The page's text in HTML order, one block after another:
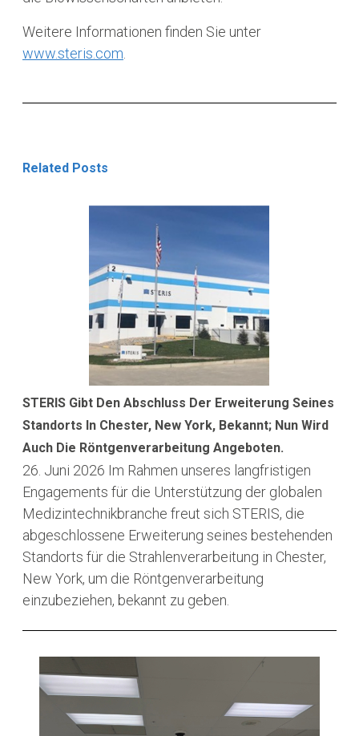
Weitere Informationen finden Sie unter
www.steris.com
Related Posts
STERIS Gibt Den Abschluss Der Erweiterung Seines
Standorts In Chester, New York, Bekannt; Nun Wird
Auch Die Röntgenverarbeitung Angeboten.
26. Juni 2026 Im Rahmen unseres langfristigen
Engagements für die Unterstützung der globalen
Medizintechnikbranche freut sich STERIS, die
abgeschlossene Erweiterung seines bestehenden
Standorts für die Strahlenverarbeitung in Chester,
New York, um die Röntgenverarbeitung
einzubeziehen, bekannt zu geben.